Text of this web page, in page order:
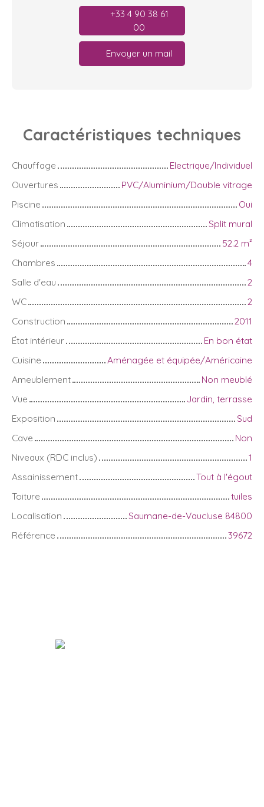
+33 4 90 38 61
00
Envoyer un mail
Caractéristiques techniques
Chauffage
Electrique/Individuel
Ouvertures
PVC/Aluminium/Double vitrage
Piscine
Oui
Climatisation
Split mural
Séjour
52.2 m²
Chambres
4
Salle d'eau
2
WC
2
Construction
2011
État intérieur
En bon état
Cuisine
Aménagée et équipée/Américaine
Ameublement
Non meublé
Vue
Jardin, terrasse
Exposition
Sud
Cave
Non
Niveaux (RDC inclus)
1
Assainissement
Tout à l'égout
Toiture
tuiles
Localisation
Saumane-de-Vaucluse 84800
Référence
39672